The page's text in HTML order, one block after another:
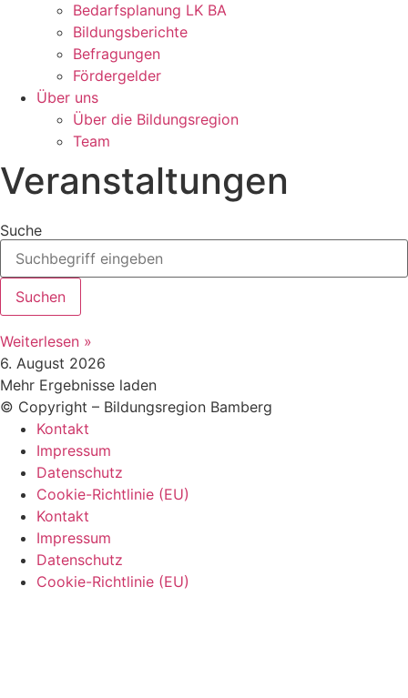
Bedarfsplanung LK BA
Bildungsberichte
Befragungen
Förder­gelder
Über uns
Über die Bildungsregion
Team
Veranstaltungen
Suche
Suchen
Weiterlesen »
6. August 2026
Mehr Ergebnisse laden
© Copyright – Bildungsregion Bamberg
Kontakt
Impressum
Datenschutz
Cookie-Richtlinie (EU)
Kontakt
Impressum
Datenschutz
Cookie-Richtlinie (EU)